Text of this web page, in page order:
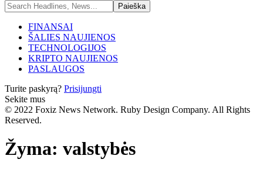
FINANSAI
ŠALIES NAUJIENOS
TECHNOLOGIJOS
KRIPTO NAUJIENOS
PASLAUGOS
Turite paskyrą? Prisijungti
Sekite mus
© 2022 Foxiz News Network. Ruby Design Company. All Rights
Reserved.
Žyma: valstybės